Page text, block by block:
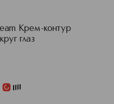
Крем-контур
глаз